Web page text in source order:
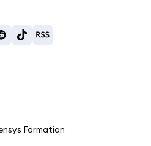
Formation